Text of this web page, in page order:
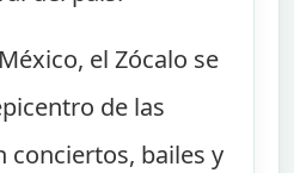
el Zócalo se
de las
conciertos, bailes y